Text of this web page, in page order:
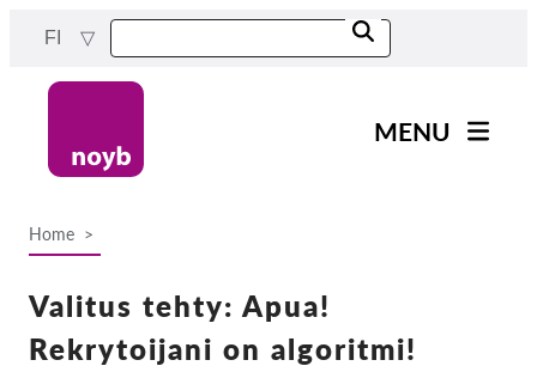
content
FI
MENU
Home
Valitus tehty: Apua!
Rekrytoijani on algoritmi!